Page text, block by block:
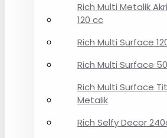
Rich Multi Metalik
120 cc
Rich Multi Surface
Rich Multi Surface
Rich Multi Surface
Metalik
Rich Selfy Decor